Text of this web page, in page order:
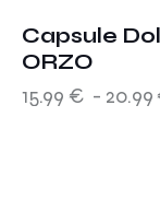
Capsule
ORZO
15.99 € - 20.99